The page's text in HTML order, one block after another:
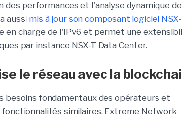
des performances et l'analyse dynamique
aussi mis à jour son composant logiciel NSX-
en charge de l'IPv6 et permet une
par instance NSX-T Data Center.
le réseau avec la
besoins fondamentaux des opérateurs et
similaires. Extreme Network